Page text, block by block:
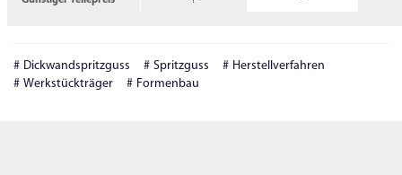
Dickwandspritzguss Spritzguss
Herstellverfahren
Werkstückträger
Formenbau